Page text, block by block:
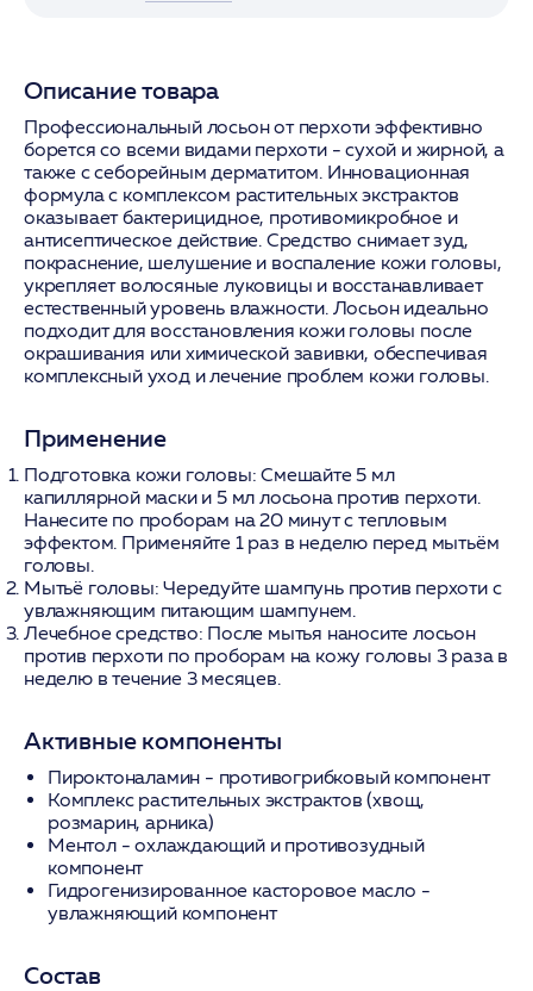
Описание товара
Профессиональный лосьон от перхоти эффективно
борется со всеми видами перхоти - сухой и жирной, а
также с себорейным дерматитом. Инновационная
формула с комплексом растительных экстрактов
оказывает бактерицидное, противомикробное и
антисептическое действие. Средство снимает зуд,
покраснение, шелушение и воспаление кожи головы,
укрепляет волосяные луковицы и восстанавливает
естественный уровень влажности. Лосьон идеально
подходит для восстановления кожи головы после
окрашивания или химической завивки, обеспечивая
комплексный уход и лечение проблем кожи головы.
Применение
Подготовка кожи головы: Смешайте 5 мл
капиллярной маски и 5 мл лосьона против перхоти.
Нанесите по проборам на 20 минут с тепловым
эффектом. Применяйте 1 раз в неделю перед мытьём
головы.
Мытьё головы: Чередуйте шампунь против перхоти с
увлажняющим питающим шампунем.
Лечебное средство: После мытья наносите лосьон
против перхоти по проборам на кожу головы 3 раза в
неделю в течение 3 месяцев.
Активные компоненты
Пироктоналамин - противогрибковый компонент
Комплекс растительных экстрактов (хвощ,
розмарин, арника)
Ментол - охлаждающий и противозудный
компонент
Гидрогенизированное касторовое масло -
увлажняющий компонент
Состав